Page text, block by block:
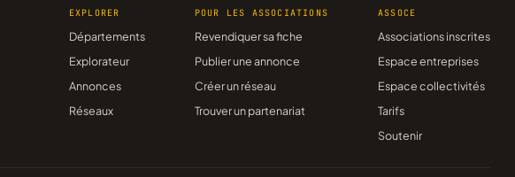
EXPLORER
Départements
Explorateur
Annonces
Réseaux
POUR LES ASSOCIATIONS
Revendiquer sa fiche
Publier une annonce
Créer un réseau
Trouver un partenariat
ASSOCE
Associations inscrites
Espace entreprises
Espace collectivités
Tarifs
Soutenir